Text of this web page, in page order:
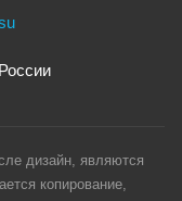
дизайн, являются
копирование,